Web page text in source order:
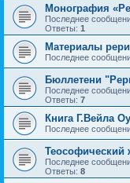
Монография
Последнее
Ответы: 1
Материалы
Последнее
Бюллетени
Последнее
Ответы: 7
Книга
Последнее
Теософический
Последнее
Ответы: 8